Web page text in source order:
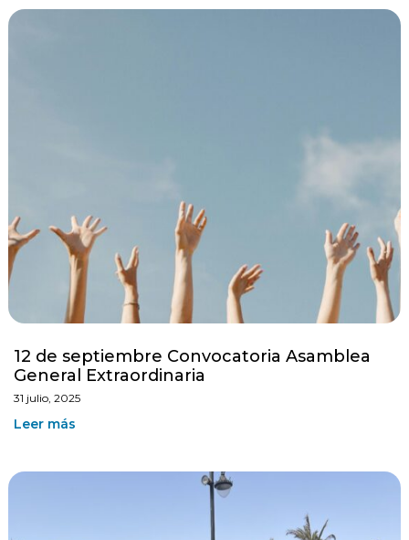
12 de septiembre Convocatoria Asamblea
General Extraordinaria
31 julio, 2025
Leer más